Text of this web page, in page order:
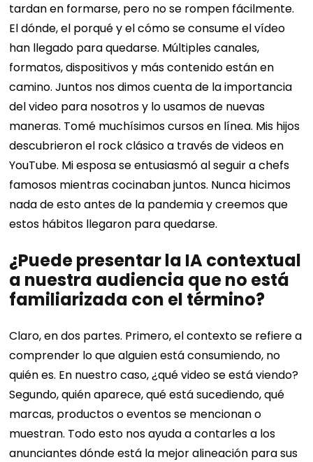
tardan en formarse, pero no se rompen fácilmente.
El dónde, el porqué y el cómo se consume el vídeo
han llegado para quedarse. Múltiples canales,
formatos, dispositivos y más contenido están en
camino. Juntos nos dimos cuenta de la importancia
del video para nosotros y lo usamos de nuevas
maneras. Tomé muchísimos cursos en línea. Mis hijos
descubrieron el rock clásico a través de videos en
YouTube. Mi esposa se entusiasmó al seguir a chefs
famosos mientras cocinaban juntos. Nunca hicimos
nada de esto antes de la pandemia y creemos que
estos hábitos llegaron para quedarse.
¿Puede presentar la IA contextual
a nuestra audiencia que no está
familiarizada con el término?
Claro, en dos partes. Primero, el contexto se refiere a
comprender lo que alguien está consumiendo, no
quién es. En nuestro caso, ¿qué video se está viendo?
Segundo, quién aparece, qué está sucediendo, qué
marcas, productos o eventos se mencionan o
muestran. Todo esto nos ayuda a contarles a los
anunciantes dónde está la mejor alineación para sus